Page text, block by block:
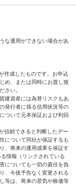
な運用ができない場合があ
作成したものです。お申込
め、または同時にお渡し致
さい。
建資産には為替リスクもあ
発行者に係る信用状況等の
ついて元本保証および利回
信頼できると判断したデー
について同社が保証するも
、将来の運用成果を保証す
情報（リンクされている
についても一切の責任を負
、今後予告なく変更される
等は、将来の景気や株価等